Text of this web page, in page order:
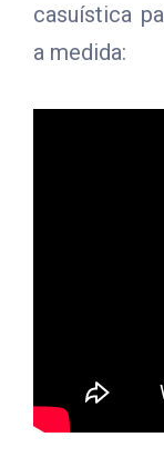
casuística
a medida: